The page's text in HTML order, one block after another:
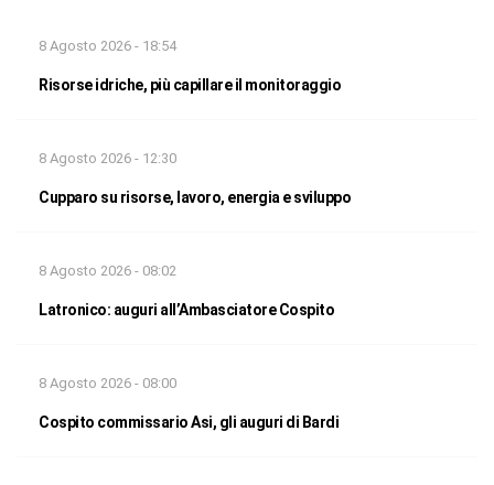
8 Agosto 2026 - 18:54
Risorse idriche, più capillare il monitoraggio
8 Agosto 2026 - 12:30
Cupparo su risorse, lavoro, energia e sviluppo
8 Agosto 2026 - 08:02
Latronico: auguri all’Ambasciatore Cospito
8 Agosto 2026 - 08:00
Cospito commissario Asi, gli auguri di Bardi